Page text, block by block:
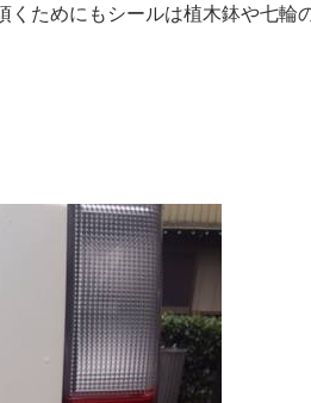
くためにもシールは植木鉢や七輪